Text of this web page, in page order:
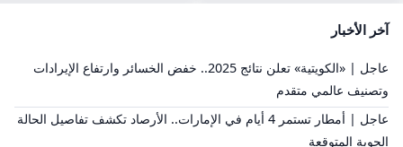
آخر الأخبار
عاجل | «الكويتية» تعلن نتائج 2025.. خفض الخسائر وارتفاع الإيرادات
وتصنيف عالمي متقدم
عاجل | أمطار تستمر 4 أيام في الإمارات.. الأرصاد تكشف تفاصيل الحالة
الجوية المتوقعة